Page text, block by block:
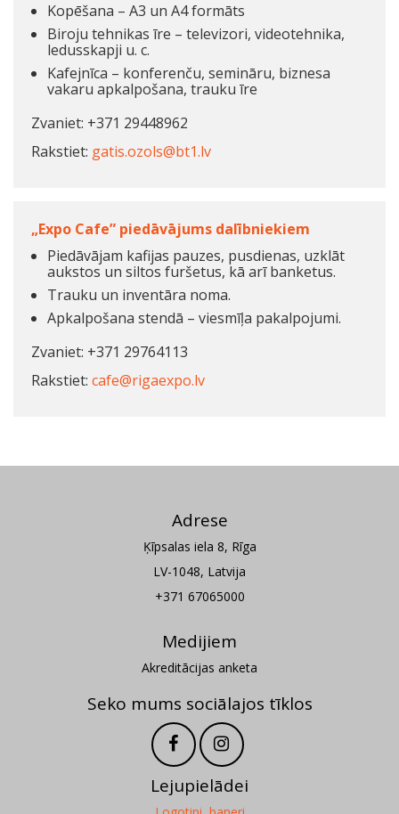
Kopēšana – A3 un A4 formāts
Biroju tehnikas īre – televizori, videotehnika,
ledusskapji u. c.
Kafejnīca – konferenču, semināru, biznesa
vakaru apkalpošana, trauku īre
Zvaniet: +371 29448962
Rakstiet: gatis.ozols@bt1.lv
„Expo Cafe” piedāvājums dalībniekiem
Piedāvājam kafijas pauzes, pusdienas, uzklāt
aukstos un siltos furšetus, kā arī banketus.
Trauku un inventāra noma.
Apkalpošana stendā – viesmīļa pakalpojumi.
Zvaniet: +371 29764113
Rakstiet: cafe@rigaexpo.lv
Adrese
Ķīpsalas iela 8, Rīga
LV-1048, Latvija
+371 67065000
Medijiem
Akreditācijas anketa
Seko mums sociālajos tīklos
Lejupielādei